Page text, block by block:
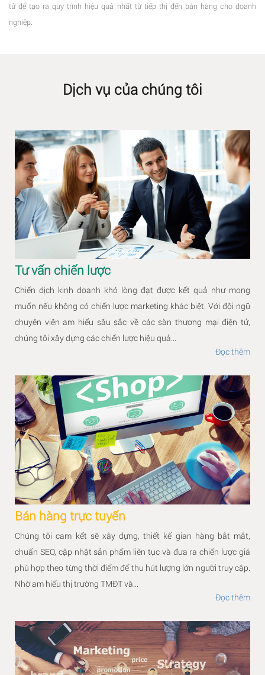
tử để tạo ra quy trình hiệu quả nhất từ tiếp thị đến bán hàng cho doanh
nghiệp.
Dịch vụ của chúng tôi
Tư vấn chiến lược
Chiến dịch kinh doanh khó lòng đạt được kết quả như mong
muốn nếu không có chiến lược marketing khác biệt. Với đội ngũ
chuyên viên am hiểu sâu sắc về các sàn thương mại điện tử,
chúng tôi xây dựng các chiến lược hiệu quả...
Đọc thêm
Bán hàng trực tuyến
Chúng tôi cam kết sẽ xây dựng, thiết kế gian hàng bắt mắt,
chuẩn SEO, cập nhật sản phẩm liên tục và đưa ra chiến lược giá
phù hợp theo từng thời điểm để thu hút lượng lớn người truy cập.
Nhờ am hiểu thị trường TMĐT và...
Đọc thêm